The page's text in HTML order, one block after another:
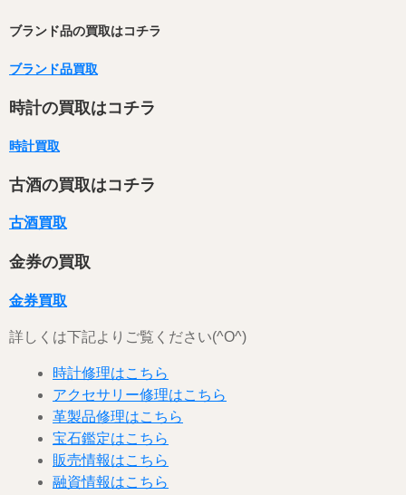
ブランド品の買取はコチラ
ブランド品買取
時計の買取はコチラ
時計買取
古酒の買取はコチラ
古酒買取
金券の買取
金券買取
詳しくは下記よりご覧ください(^O^)
時計修理はこちら
アクセサリー修理はこちら
革製品修理はこちら
宝石鑑定はこちら
販売情報はこちら
融資情報はこちら